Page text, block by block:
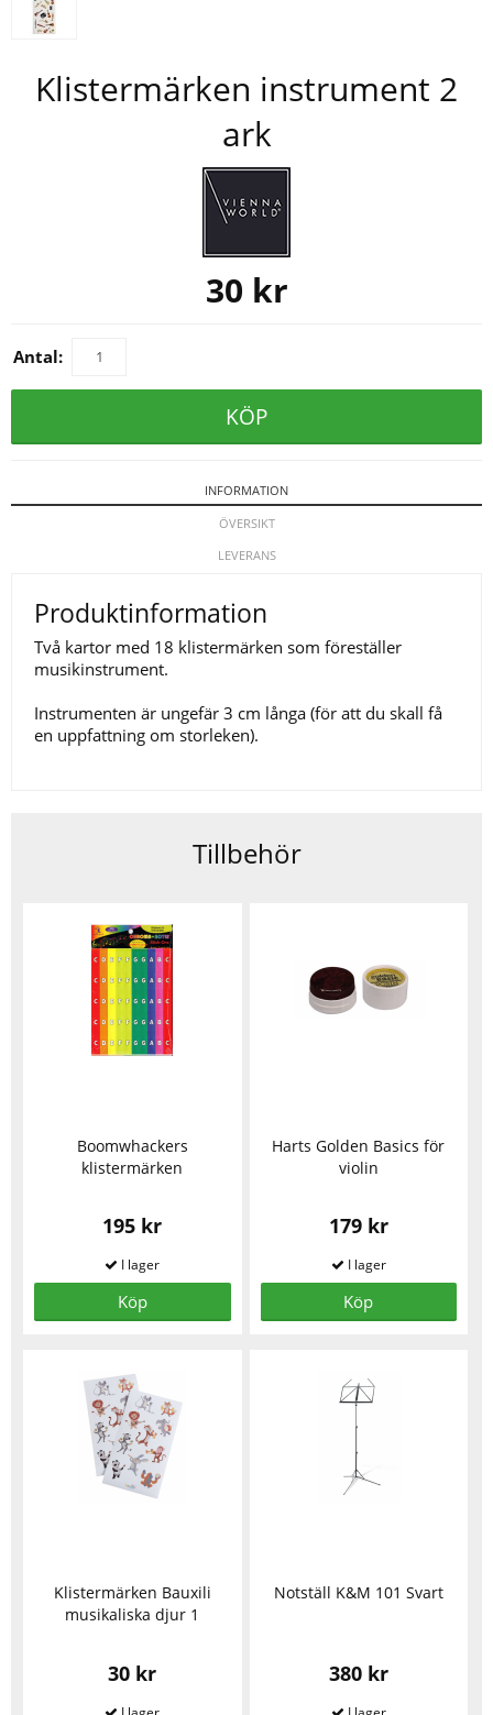
Klistermärken instrument 2
ark
30 kr
Antal:
KÖP
INFORMATION
ÖVERSIKT
LEVERANS
Produktinformation
Två kartor med 18 klistermärken som föreställer
musikinstrument.
Instrumenten är ungefär 3 cm långa (för att du skall få
en uppfattning om storleken).
Tillbehör
Boomwhackers
klistermärken
195 kr
Köp
Harts Golden Basics för
violin
179 kr
Köp
Klistermärken Bauxili
musikaliska djur 1
30 kr
Notställ K&M 101 Svart
380 kr